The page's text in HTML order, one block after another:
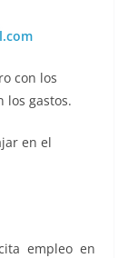
con los
los gastos.
en el
empleo en